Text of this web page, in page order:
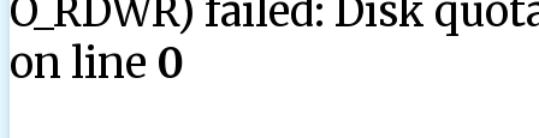
O_RDWR) failed: Disk
on line 0